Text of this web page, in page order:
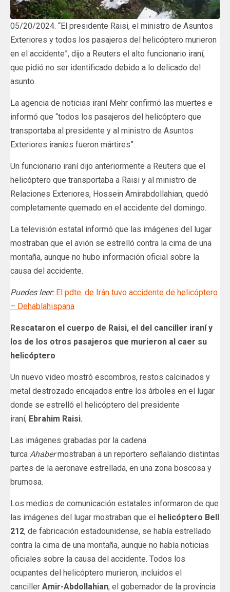
05/20/2024. “El presidente Raisi, el ministro de Asuntos
Exteriores y todos los pasajeros del helicóptero murieron
en el accidente”, dijo a Reuters el alto funcionario iraní,
que pidió no ser identificado debido a lo delicado del
asunto.
La agencia de noticias iraní Mehr confirmó las muertes e
informó que “todos los pasajeros del helicóptero que
transportaba al presidente y al ministro de Asuntos
Exteriores iraníes fueron mártires”.
Un funcionario iraní dijo anteriormente a Reuters que el
helicóptero que transportaba a Raisi y al ministro de
Relaciones Exteriores, Hossein Amirabdollahian, quedó
completamente quemado en el accidente del domingo.
La televisión estatal informó que las imágenes del lugar
mostraban que el avión se estrelló contra la cima de una
montaña, aunque no hubo información oficial sobre la
causa del accidente.
Puedes leer: El pdte. de Irán tuvo accidente de helicóptero
– Dehablahispana
Rescataron el cuerpo de Raisi, el del canciller iraní y
los de los otros pasajeros que murieron al caer su
helicóptero
Un nuevo video mostró escombros, restos calcinados y
metal destrozado encajados entre los árboles en el lugar
donde se estrelló el helicóptero del presidente
iraní, Ebrahim Raisi.
Las imágenes grabadas por la cadena
turca Ahabermostraban a un reportero señalando distintas
partes de la aeronave estrellada, en una zona boscosa y
brumosa.
Los medios de comunicación estatales informaron de que
las imágenes del lugar mostraban que el helicóptero Bell
212, de fabricación estadounidense, se había estrellado
contra la cima de una montaña, aunque no había noticias
oficiales sobre la causa del accidente. Todos los
ocupantes del helicóptero murieron, incluidos el
canciller Amir-Abdollahian, el gobernador de la provincia